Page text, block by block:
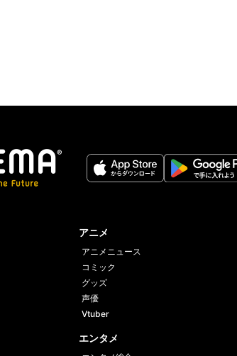
アニメ
アニメニュース
コミック
グッズ
声優
Vtuber
エンタメ